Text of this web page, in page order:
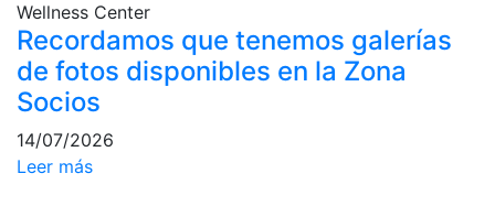
Calendario de
Actividades
Sociales
Juegos de
mesa
Peñas del Club
Wellness Center
Recordamos que tenemos galerías
de fotos disponibles en la Zona
Socios
14/07/2026
Leer más